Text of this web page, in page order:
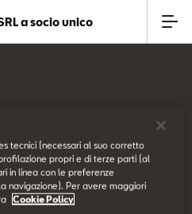
a socio unico
tecnici (necessari al suo corretto
propri e di terze parti (al
in linea con le preferenze
navigazione). Per avere maggiori
Cookie Policy